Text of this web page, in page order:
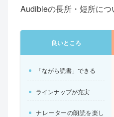
Audibleの長所・短所につ
良いところ
「ながら読書」できる
ラインナップが充実
ナレーターの朗読を楽し